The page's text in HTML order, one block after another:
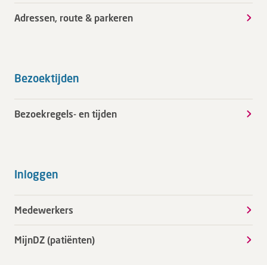
Adressen, route & parkeren
Bezoektijden
Bezoekregels- en tijden
Inloggen
Medewerkers
MijnDZ (patiënten)